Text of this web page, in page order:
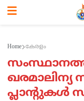
Home കേരളം
പ്ലാന്റുകള്‍